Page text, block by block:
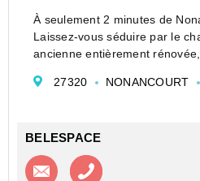
À seulement 2 minutes de
Laissez-vous séduire par le
ancienne entièrement
Au rez-de-chaussée, profitez
27320 NONANCOURT
BELESPACE
Contacter l'agence